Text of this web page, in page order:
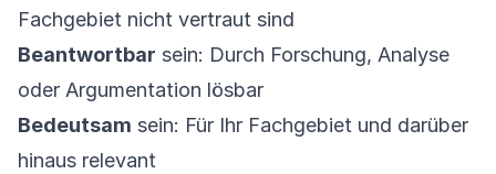
Fachgebiet nicht vertraut sind
Beantwortbar sein: Durch Forschung, Analyse
oder Argumentation lösbar
Bedeutsam sein: Für Ihr Fachgebiet und darüber
hinaus relevant